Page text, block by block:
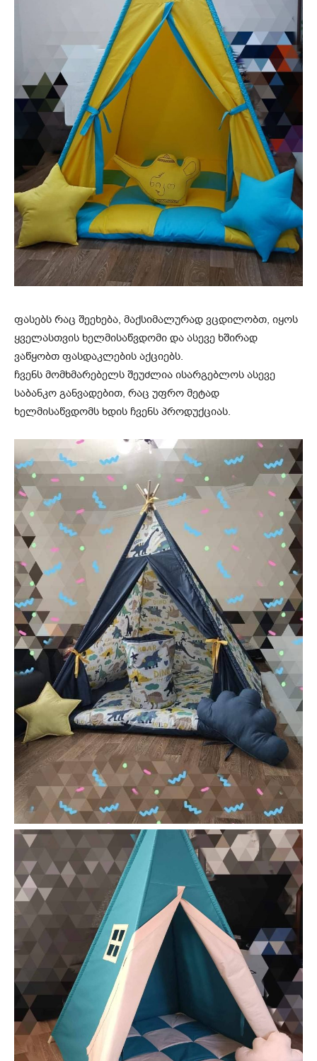
ფასებს რაც შეეხება, მაქსიმალურად ვცდილობთ, იყოს
ყველასთვის ხელმისაწვდომი და ასევე ხშირად
ვაწყობთ ფასდაკლების აქციებს.
ჩვენს მომხმარებელს შეუძლია ისარგებლოს ასევე
საბანკო განვადებით, რაც უფრო მეტად
ხელმისაწვდომს ხდის ჩვენს პროდუქციას.